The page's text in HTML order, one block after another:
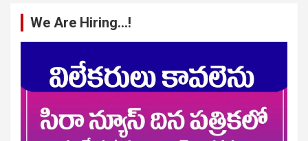
We Are Hiring…!